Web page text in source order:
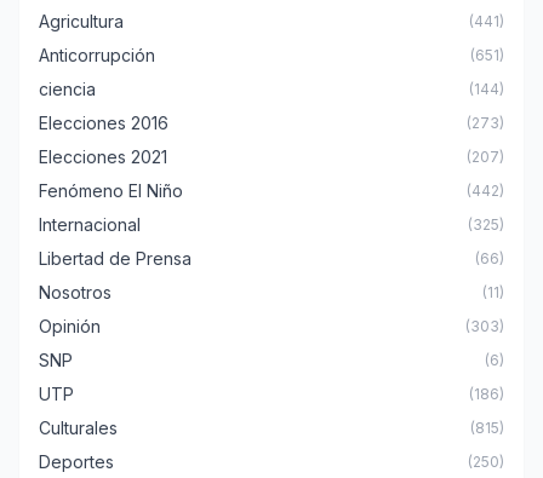
Agricultura (441)
Anticorrupción (651)
ciencia (144)
Elecciones 2016 (273)
Elecciones 2021 (207)
Fenómeno El Niño (442)
Internacional (325)
Libertad de Prensa (66)
Nosotros (11)
Opinión (303)
SNP (6)
UTP (186)
Culturales (815)
Deportes (250)